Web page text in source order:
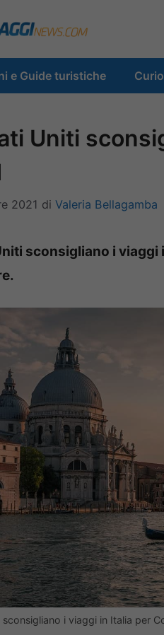
e Guide turistiche
Uniti
2021 di Valeria Bellagamba
sconsigliano i
sconsigliano i viaggi in Italia per